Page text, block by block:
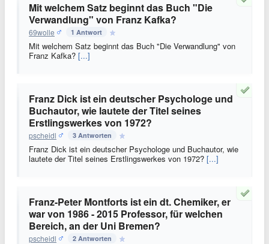
Mit welchem Satz beginnt das Buch "Die
Verwandlung" von Franz Kafka?
69wolle 1 Antwort
Mit welchem Satz beginnt das Buch "Die Verwandlung" von
Franz Kafka? [...]
Franz Dick ist ein deutscher Psychologe und
Buchautor, wie lautete der Titel seines
Erstlingswerkes von 1972?
pscheidl 3 Antworten
Franz Dick ist ein deutscher Psychologe und Buchautor, wie
lautete der Titel seines Erstlingswerkes von 1972? [...]
Franz-Peter Montforts ist ein dt. Chemiker, er
war von 1986 - 2015 Professor, für welchen
Bereich, an der Uni Bremen?
pscheidl 2 Antworten